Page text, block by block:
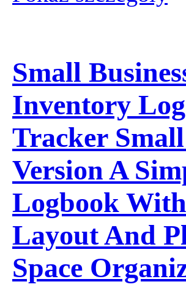
Small
Inventory
Tracker
Version A
Logbook
Layout And
Space